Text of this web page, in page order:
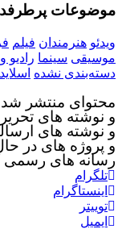
پرطرفدار
هنرمندان فیلم
سینما رادیو و
نشده
منتشر
نوشته های
نوشته های
پروژه های در حال
های رسمی
تلگرام
اینستاگرام
توییتر
ایمیل